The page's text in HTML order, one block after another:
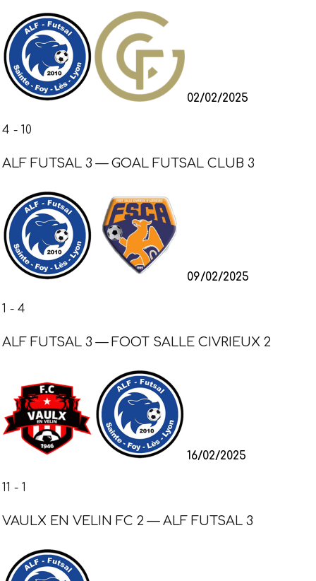
02/02/2025
4 - 10
ALF FUTSAL 3 — GOAL FUTSAL CLUB 3
09/02/2025
1 - 4
ALF FUTSAL 3 — FOOT SALLE CIVRIEUX 2
16/02/2025
11 - 1
VAULX EN VELIN FC 2 — ALF FUTSAL 3